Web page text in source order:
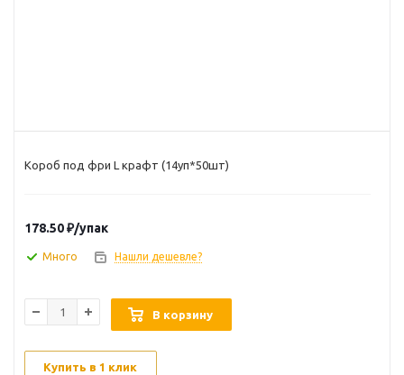
Короб под фри L крафт (14уп*50шт)
178.50₽/упак
Много Нашли дешевле?
В корзину
Купить в 1 клик